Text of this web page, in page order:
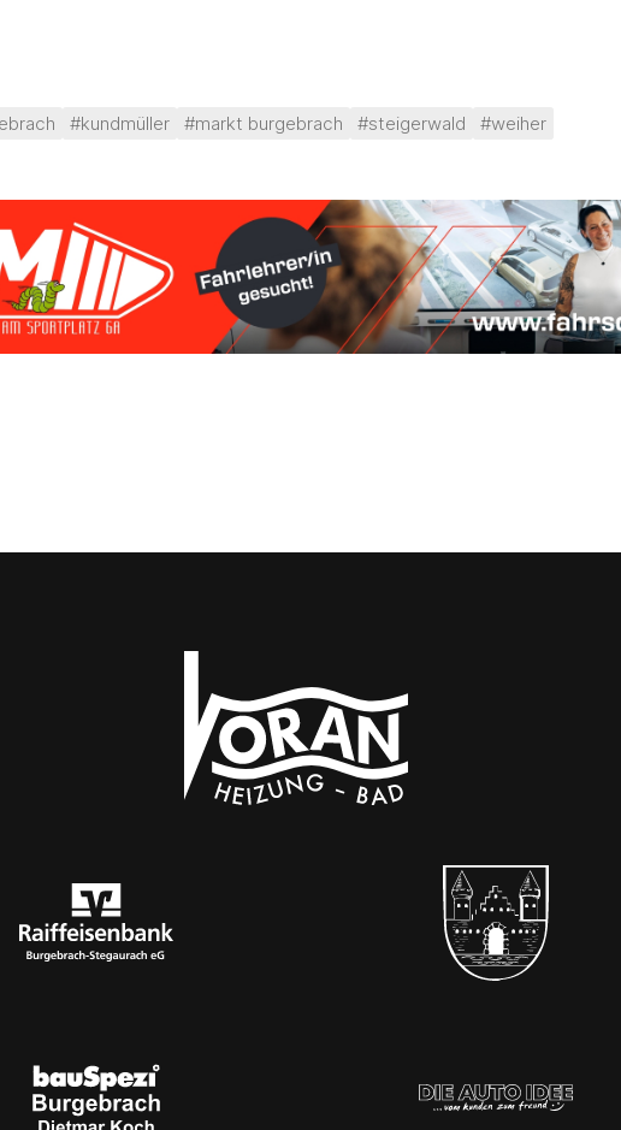
#kundmüller #markt burgebrach #steigerwald #weiher